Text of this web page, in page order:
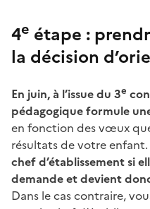
4e étape :
la décision
En juin, à l’issue du 3e
pédagogique formule
en fonction des vœux
résultats de votre enfant.
chef d’établissement si
demande et devient
Dans le cas contraire,